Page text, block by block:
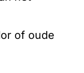
of oude